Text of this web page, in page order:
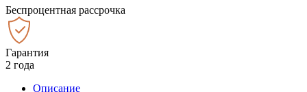
Беспроцентная рассрочка
Гарантия
2 года
Описание